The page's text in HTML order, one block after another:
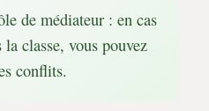
de médiateur : en cas
la classe, vous pouvez
conflits.